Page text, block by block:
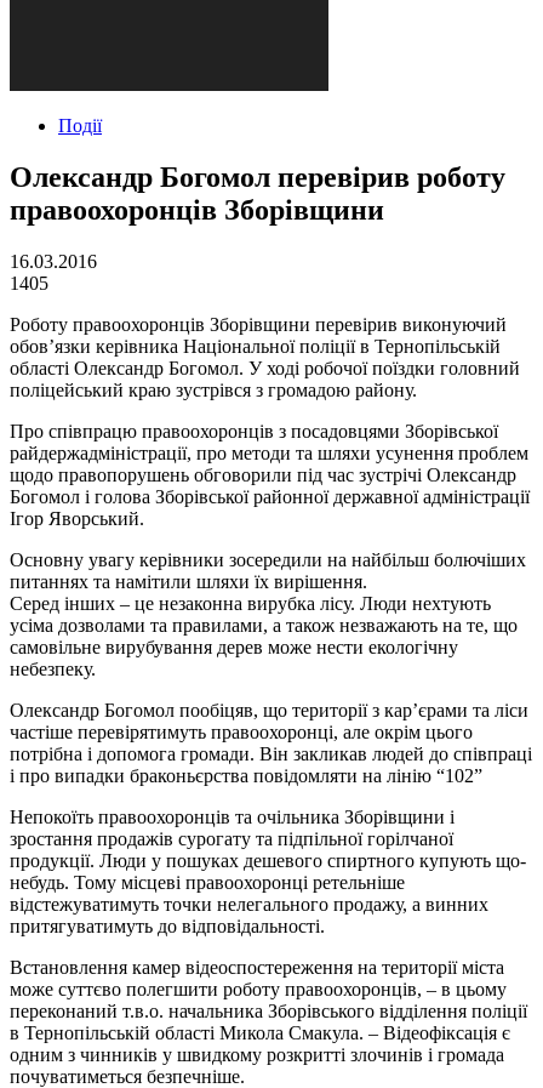
Події
Олександр Богомол перевірив роботу
правоохоронців Зборівщини
16.03.2016
1405
Роботу правоохоронців Зборівщини перевірив виконуючий
обов’язки керівника Національної поліції в Тернопільській
області Олександр Богомол. У ході робочої поїздки головний
поліцейський краю зустрівся з громадою району.
Про співпрацю правоохоронців з посадовцями Зборівської
райдержадміністрації, про методи та шляхи усунення проблем
щодо правопорушень обговорили під час зустрічі Олександр
Богомол і голова Зборівської районної державної адміністрації
Ігор Яворський.
Основну увагу керівники зосередили на найбільш болючіших
питаннях та намітили шляхи їх вирішення.
Серед інших – це незаконна вирубка лісу. Люди нехтують
усіма дозволами та правилами, а також незважають на те, що
самовільне вирубування дерев може нести екологічну
небезпеку.
Олександр Богомол пообіцяв, що території з кар’єрами та ліси
частіше перевірятимуть правоохоронці, але окрім цього
потрібна і допомога громади. Він закликав людей до співпраці
і про випадки браконьєрства повідомляти на лінію “102”
Непокоїть правоохоронців та очільника Зборівщини і
зростання продажів сурогату та підпільної горілчаної
продукції. Люди у пошуках дешевого спиртного купують що-
небудь. Тому місцеві правоохоронці ретельніше
відстежуватимуть точки нелегального продажу, а винних
притягуватимуть до відповідальності.
Встановлення камер відеоспостереження на території міста
може суттєво полегшити роботу правоохоронців, – в цьому
переконаний т.в.о. начальника Зборівського відділення поліції
в Тернопільській області Микола Смакула. – Відеофіксація є
одним з чинників у швидкому розкритті злочинів і громада
почуватиметься безпечніше.